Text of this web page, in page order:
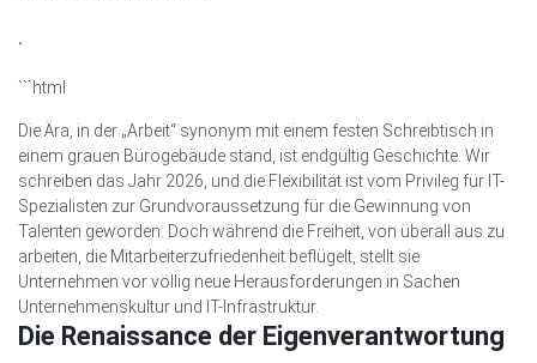
.
```html
Die Ära, in der „Arbeit“ synonym mit einem festen Schreibtisch in
einem grauen Bürogebäude stand, ist endgültig Geschichte. Wir
schreiben das Jahr 2026, und die Flexibilität ist vom Privileg für IT-
Spezialisten zur Grundvoraussetzung für die Gewinnung von
Talenten geworden. Doch während die Freiheit, von überall aus zu
arbeiten, die Mitarbeiterzufriedenheit beflügelt, stellt sie
Unternehmen vor völlig neue Herausforderungen in Sachen
Unternehmenskultur und IT-Infrastruktur.
Die Renaissance der Eigenverantwortung